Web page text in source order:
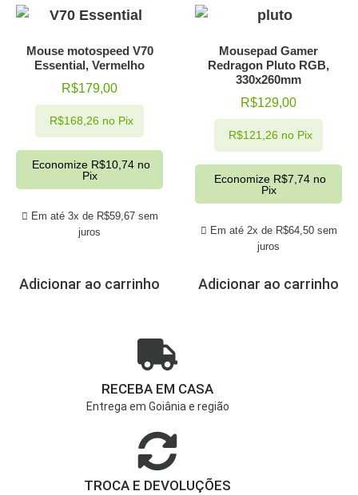
Mouse motospeed V70
Essential, Vermelho
R$179,00
Em até 3x de R$59,67sem
juros
R$168,26 no Pix
Economize R$10,74 no
Pix
Adicionar ao carrinho
Mousepad Gamer
Redragon Pluto RGB,
330x260mm
R$129,00
Em até 2x de R$64,50sem
juros
R$121,26 no Pix
Economize R$7,74 no
Pix
Adicionar ao carrinho
RECEBA EM CASA
Entrega em Goiânia e região
TROCA E DEVOLUÇÕES